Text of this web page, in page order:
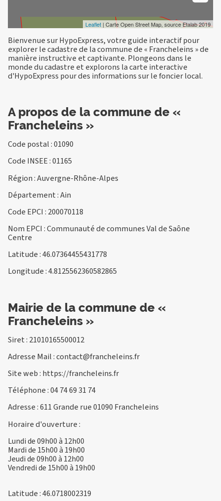
Leaflet | Carte Open Street Map, source Etalab 2019
Bienvenue sur HypoExpress, votre guide interactif pour
explorer le cadastre de la commune de « Francheleins » de
manière instructive et captivante. Plongeons dans le
monde du cadastre et explorons la carte interactive
d'HypoExpress pour des informations sur le foncier local.
A propos de la commune de «
Francheleins »
Code postal : 01090
Code INSEE : 01165
Région : Auvergne-Rhône-Alpes
Département : Ain
Code EPCI : 200070118
Nom EPCI : Communauté de communes Val de Saône
Centre
Latitude : 46.07364455431778
Longitude : 4.8125562360582865
Mairie de la commune de «
Francheleins »
Siret : 21010165500012
Adresse Mail :contact@francheleins.fr
Site web : https://francheleins.fr
Téléphone :04 74 69 31 74
Adresse : 611 Grande rue 01090 Francheleins
Horaire d'ouverture :
Lundi de 09h00 à 12h00
Mardi de 15h00 à 19h00
Jeudi de 09h00 à 12h00
Vendredi de 15h00 à 19h00
Latitude : 46.0718002319